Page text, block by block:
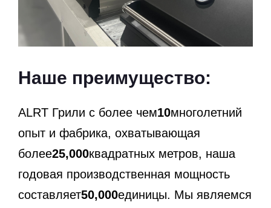
Наше преимущество:
ALRT Грили с более чем10многолетний
опыт и фабрика, охватывающая
более25,000квадратных метров, наша
годовая производственная мощность
составляет50,000единицы. Мы являемся